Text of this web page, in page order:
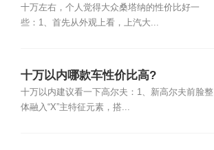
十万左右，个人觉得大众桑塔纳的性价比好一
些：1、首先从外观上看，上汽大...
十万以内哪款车性价比高?
十万以内建议看一下高尔夫：1、新高尔夫前脸整
体融入“X”主特征元素，搭...